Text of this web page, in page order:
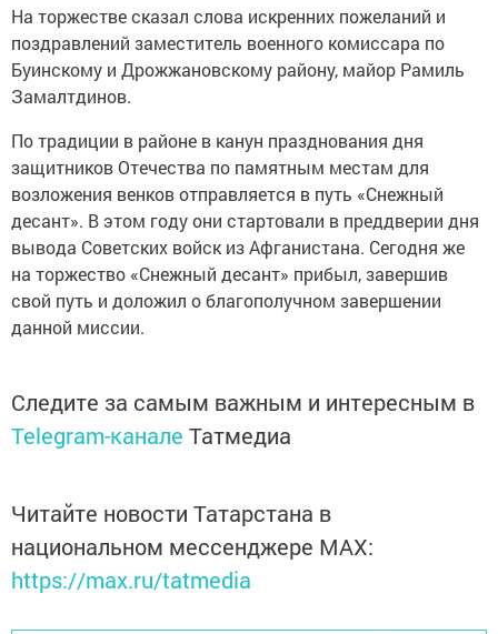
На торжестве сказал слова искренних пожеланий и
поздравлений заместитель военного комиссара по
Буинскому и Дрожжановскому району, майор Рамиль
Замалтдинов.
По традиции в районе в канун празднования дня
защитников Отечества по памятным местам для
возложения венков отправляется в путь «Снежный
десант». В этом году они стартовали в преддверии дня
вывода Советских войск из Афганистана. Сегодня же
на торжество «Снежный десант» прибыл, завершив
свой путь и доложил о благополучном завершении
данной миссии.
Следите за самым важным и интересным в
Telegram-канале Татмедиа
Читайте новости Татарстана в
национальном мессенджере MАХ:
https://max.ru/tatmedia